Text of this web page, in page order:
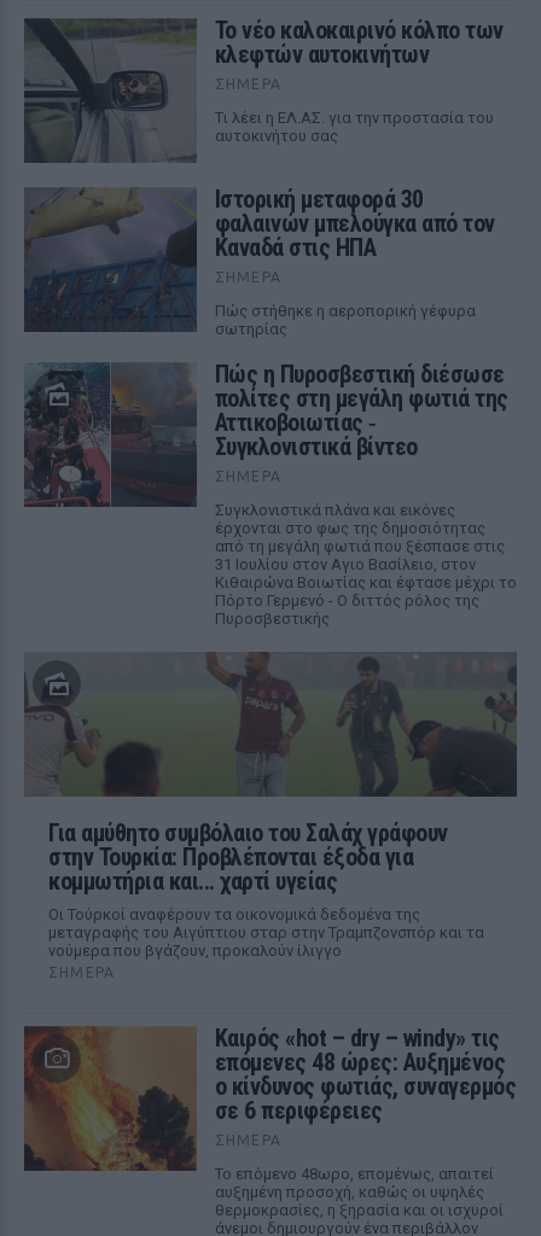
Το νέο καλοκαιρινό κόλπο των
κλεφτών αυτοκινήτων
ΣΉΜΕΡΑ
Tι λέει η ΕΛ.ΑΣ. για την προστασία του
αυτοκινήτου σας
Ιστορική μεταφορά 30
φαλαινών μπελούγκα από τον
Καναδά στις ΗΠΑ
ΣΉΜΕΡΑ
Πώς στήθηκε η αεροπορική γέφυρα
σωτηρίας
Πώς η Πυροσβεστική διέσωσε
πολίτες στη μεγάλη φωτιά της
Αττικοβοιωτίας ‑
Συγκλονιστικά βίντεο
ΣΉΜΕΡΑ
Συγκλονιστικά πλάνα και εικόνες
έρχονται στο φως της δημοσιότητας
από τη μεγάλη φωτιά που ξέσπασε στις
31 Ιουλίου στον Αγιο Βασίλειο, στον
Κιθαιρώνα Βοιωτίας και έφτασε μέχρι το
Πόρτο Γερμενό - Ο διττός ρόλος της
Πυροσβεστικής
Για αμύθητο συμβόλαιο του Σαλάχ γράφουν
στην Τουρκία: Προβλέπονται έξοδα για
κομμωτήρια και... χαρτί υγείας
Οι Τούρκοί αναφέρουν τα οικονομικά δεδομένα της
μεταγραφής του Αιγύπτιου σταρ στην Τραμπζονσπόρ και τα
νούμερα που βγάζουν, προκαλούν ίλιγγο
ΣΉΜΕΡΑ
Καιρός «hot – dry – windy» τις
επόμενες 48 ώρες: Αυξημένος
ο κίνδυνος φωτιάς, συναγερμός
σε 6 περιφέρειες
ΣΉΜΕΡΑ
Το επόμενο 48ωρο, επομένως, απαιτεί
αυξημένη προσοχή, καθώς οι υψηλές
θερμοκρασίες, η ξηρασία και οι ισχυροί
άνεμοι δημιουργούν ένα περιβάλλον